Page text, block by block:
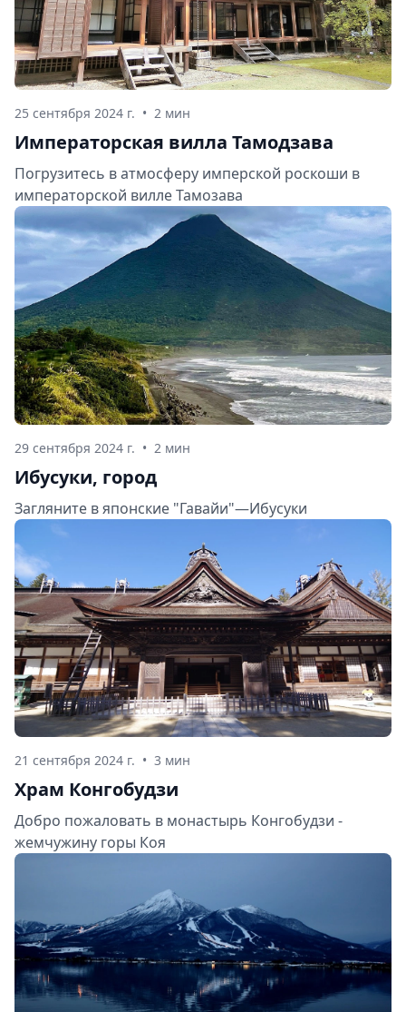
25 сентября 2024 г. • 2 мин
Императорская вилла Тамодзава
Погрузитесь в атмосферу имперской роскоши в
императорской вилле Тамозава
29 сентября 2024 г. • 2 мин
Ибусуки, город
Загляните в японские "Гавайи"—Ибусуки
21 сентября 2024 г. • 3 мин
Храм Конгобудзи
Добро пожаловать в монастырь Конгобудзи -
жемчужину горы Коя